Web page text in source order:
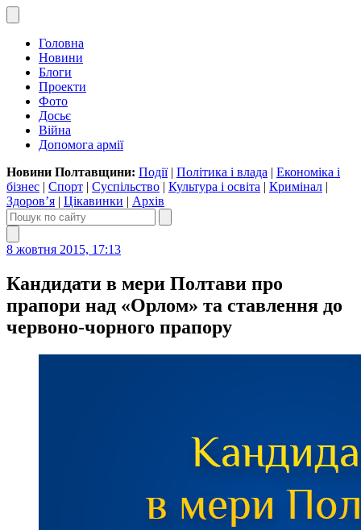
Головна
Новини
Блоги
Проекти
Фото
Досьє
Війна
Допомога армії
Новини Полтавщини: Події| Політика і влада | Економіка і
бізнес | Спорт | Суспільство | Культура і освіта | Кримінал |
Здоров’я | Цікавинки | Архів
8 жовтня 2015, 17:13
Кандидати в мери Полтави про
прапори над «Орлом» та ставлення до
червоно-чорного прапору